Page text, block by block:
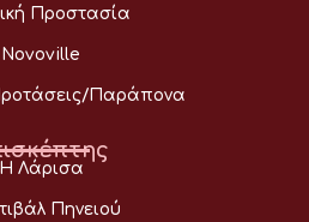
Προστασία
Novoville
Παράπονα
Η Λάρισα
Πηνειού